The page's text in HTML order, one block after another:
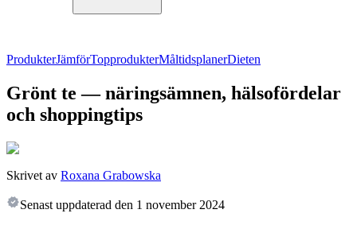
ProdukterJämförTopprodukterMåltidsplanerDieten
Grönt te — näringsämnen, hälsofördelar
och shoppingtips
Skrivet av Roxana Grabowska
Senast uppdaterad den 1 november 2024